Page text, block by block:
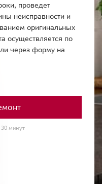
проведет
неисправности и
оригинальных
осуществляется по
через форму на
минут